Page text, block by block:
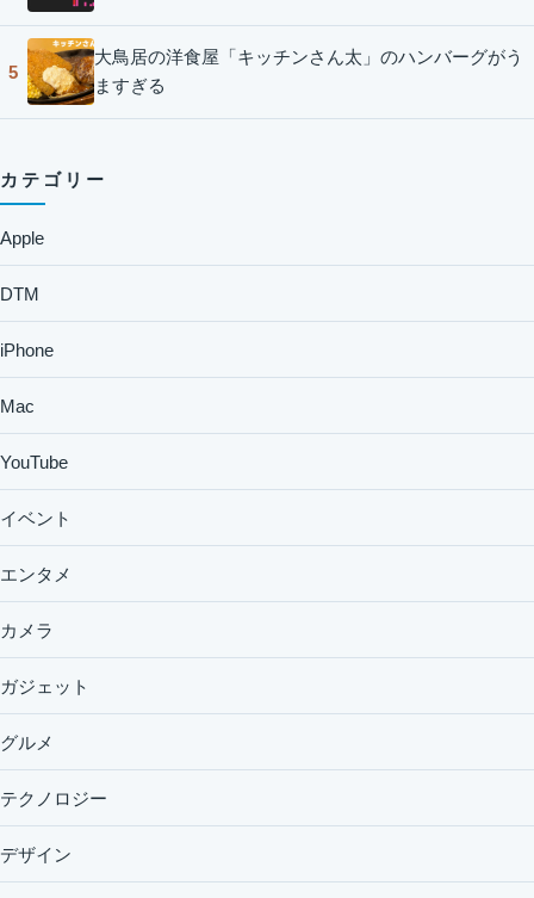
5
大鳥居の洋食屋「キッチンさん太」のハンバーグがう
ますぎる
カテゴリー
Apple
DTM
iPhone
Mac
YouTube
イベント
エンタメ
カメラ
ガジェット
グルメ
テクノロジー
デザイン